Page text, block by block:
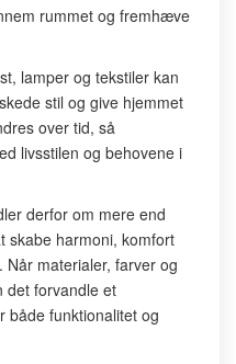
rummet og fremhæve
lamper og tekstiler kan
stil og give hjemmet
over tid, så
livsstilen og behovene i
derfor om mere end
skabe harmoni, komfort
materialer, farver og
det forvandle et
både funktionalitet og